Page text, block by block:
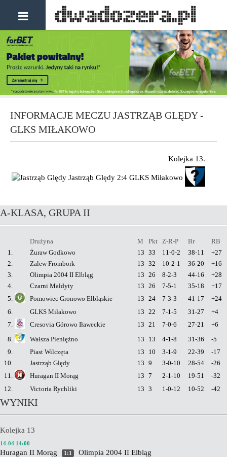
INFORMACJE MECZU JASTRZĄB GLĘDY -
GLKS MIŁAKOWO
Kolejka 13.
Jastrząb Ględy 2:4 GLKS Miłakowo
A-KLASA, GRUPA II
Drużyna M Pkt Z-R-P Br
RB
1.
Żuraw Godkowo 13 33 11-0-2 38-11
+27
2.
Zalew Frombork 13 32 10-2-1 36-20
+16
3.
Olimpia 2004 II Elbląg 13 26 8-2-3 44-16
+28
4.
Czarni Małdyty 13 26 7-5-1 35-18
+17
5.
Pomowiec Gronowo Elbląskie 13 24 7-3-3 41-17
+24
6.
GLKS Miłakowo 13 22 7-1-5 31-27
+4
7.
Cresovia Górowo Iławeckie 13 21 7-0-6 27-21
+6
8.
Wałsza Pieniężno 13 13 4-1-8 31-36
-5
9.
Piast Wilczęta 13 10 3-1-9 22-39
-17
10.
Jastrząb Ględy 13 9 3-0-10 28-54
-26
11.
Huragan II Morąg 13 7 2-1-10 19-51
-32
12.
Victoria Rychliki 13 3 1-0-12 10-52 -42
WYNIKI
Kolejka 13
14-04 14:00
Huragan II Morąg 1:1 Olimpia 2004 II Elbląg